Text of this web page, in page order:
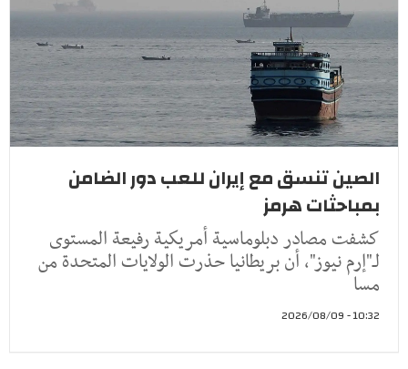
الصين تنسق مع إيران للعب دور الضامن
بمباحثات هرمز
كشفت مصادر دبلوماسية أمريكية رفيعة المستوى
لـ"إرم نيوز"، أن بريطانيا حذرت الولايات المتحدة من
مسا
10:32 - 2026/08/09